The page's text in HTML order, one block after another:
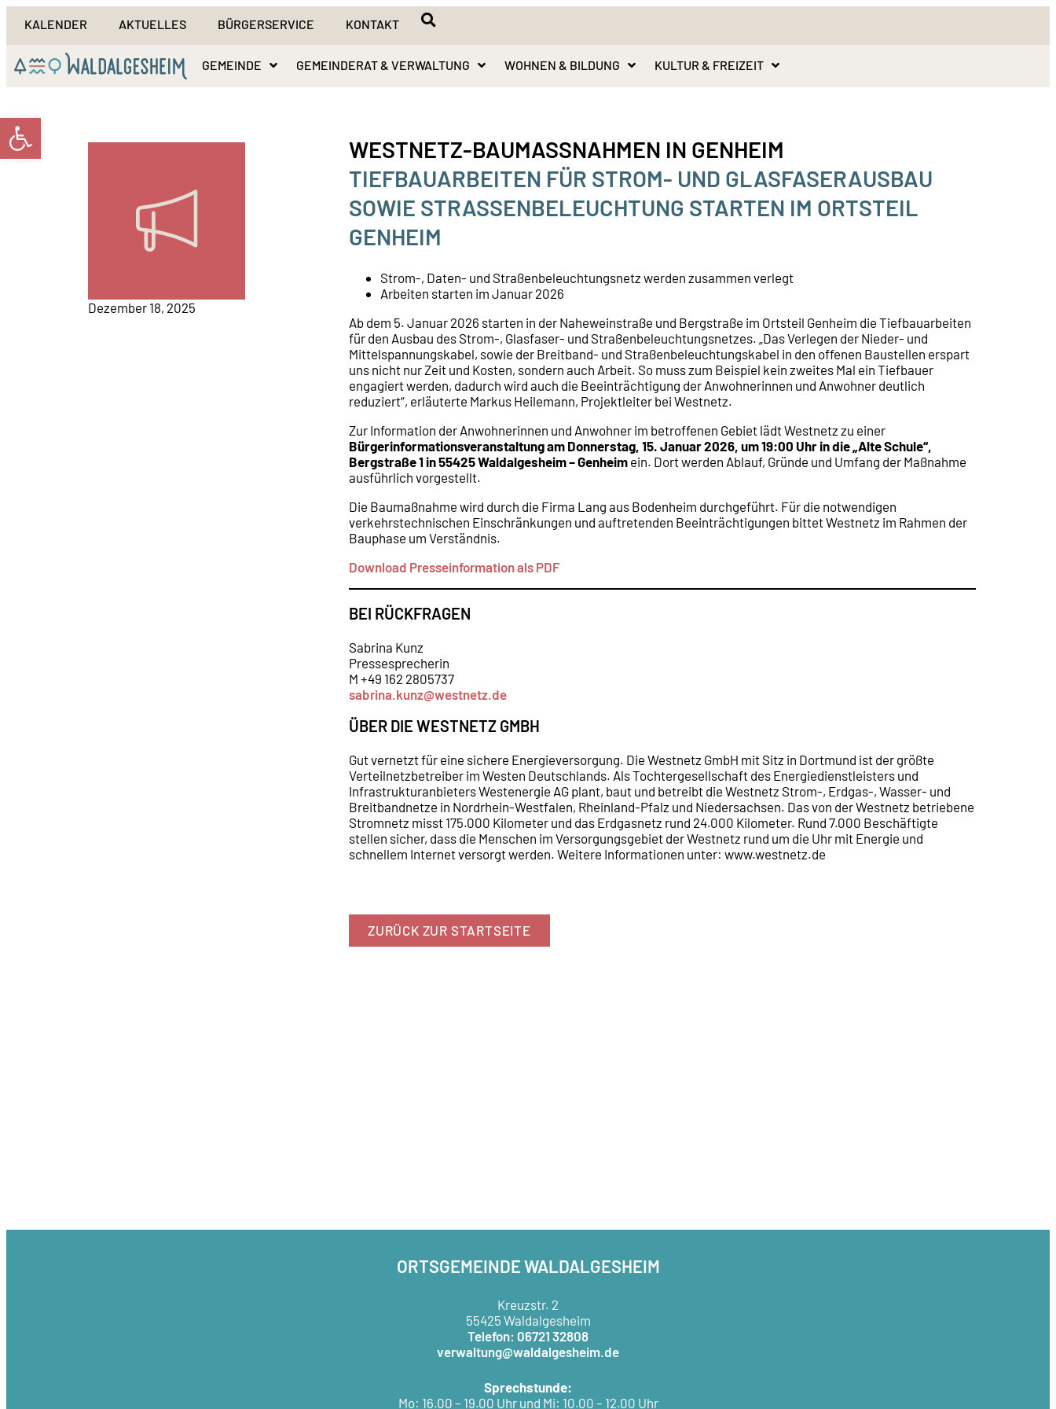
Werkzeugleiste öffnen
KALENDER AKTUELLES BÜRGERSERVICE KONTAKT
GEMEINDE GEMEINDERAT & VERWALTUNG WOHNEN & BILDUNG KULTUR & FREIZEIT
WESTNETZ-BAUMASSNAHMEN IN GENHEIM
TIEFBAUARBEITEN FÜR STROM- UND GLASFASERAUSBAU
SOWIE STRASSENBELEUCHTUNG STARTEN IM ORTSTEIL G
ENHEIM
Strom-, Daten- und Straßenbeleuchtungsnetz werden zusammen verlegt
Arbeiten starten im Januar 2026
Ab dem 5. Januar 2026 starten in der Naheweinstraße und Bergstraße im Ortsteil Genheim die Tiefbauarbeiten
für den Ausbau des Strom-, Glasfaser- und Straßenbeleuchtungsnetzes. „Das Verlegen der Nieder- und
Mittelspannungskabel, sowie der Breitband- und Straßenbeleuchtungskabel in den offenen Baustellen erspart
uns nicht nur Zeit und Kosten, sondern auch Arbeit. So muss zum Beispiel kein zweites Mal ein Tiefbauer
engagiert werden, dadurch wird auch die Beeinträchtigung der Anwohnerinnen und Anwohner deutlich
reduziert“, erläuterte Markus Heilemann, Projektleiter bei Westnetz.
Zur Information der Anwohnerinnen und Anwohner im betroffenen Gebiet lädt Westnetz zu einer
Bürgerinformationsveranstaltung am Donnerstag, 15. Januar 2026, um 19:00 Uhr in die „Alte Schule“,
Bergstraße 1 in 55425 Waldalgesheim – Genheim ein. Dort werden Ablauf, Gründe und Umfang der Maßnahme
ausführlich vorgestellt.
Die Baumaßnahme wird durch die Firma Lang aus Bodenheim durchgeführt. Für die notwendigen
verkehrstechnischen Einschränkungen und auftretenden Beeinträchtigungen bittet Westnetz im Rahmen der
Bauphase um Verständnis.
Download Presseinformation als PDF
BEI RÜCKFRAGEN
Sabrina Kunz
Pressesprecherin
M +49 162 2805737
sabrina.kunz@westnetz.de
ÜBER DIE WESTNETZ GMBH
Gut vernetzt für eine sichere Energieversorgung. Die Westnetz GmbH mit Sitz in Dortmund ist der größte
Verteilnetzbetreiber im Westen Deutschlands. Als Tochtergesellschaft des Energiedienstleisters und
Infrastrukturanbieters Westenergie AG plant, baut und betreibt die Westnetz Strom-, Erdgas-, Wasser- und
Breitbandnetze in Nordrhein-Westfalen, Rheinland-Pfalz und Niedersachsen. Das von der Westnetz betriebene
Stromnetz misst 175.000 Kilometer und das Erdgasnetz rund 24.000 Kilometer. Rund 7.000 Beschäftigte
stellen sicher, dass die Menschen im Versorgungsgebiet der Westnetz rund um die Uhr mit Energie und
schnellem Internet versorgt werden. Weitere Informationen unter: www.westnetz.de
ZURÜCK ZUR STARTSEITE
Dezember 18, 2025
ORTSGEMEINDE WALDALGESHEIM
Kreuzstr. 2
55425 Waldalgesheim
Telefon: 06721 32808
verwaltung@waldalgesheim.de
Sprechstunde:
Mo: 16.00 – 19.00 Uhr und Mi: 10.00 – 12.00 Uhr